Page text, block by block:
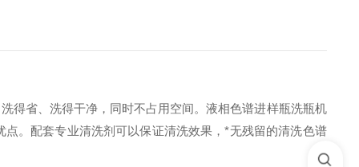
省、洗得干净，同时不占用空间。液相色谱进样瓶洗瓶机
。配套专业清洗剂可以保证清洗效果，*无残留的清洗色谱